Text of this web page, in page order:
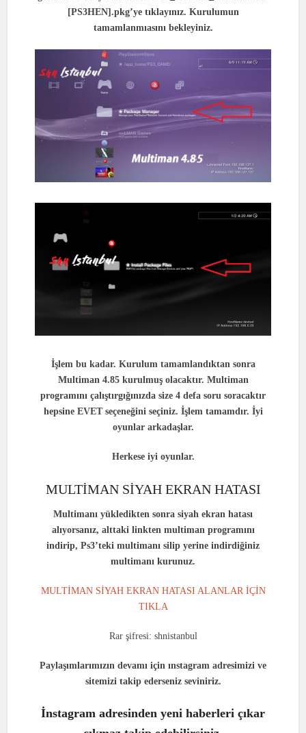
[PS3HEN].pkg’ye tıklayınız. Kurulumun
tamamlanmıasını bekleyiniz.
İşlem bu kadar. Kurulum tamamlandıktan sonra
Multiman 4.85 kurulmuş olacaktır. Multiman
programını çalıştırgığınızda size 4 defa soru soracaktır
hepsine EVET seçeneğini seçiniz. İşlem tamamdır. İyi
oyunlar arkadaşlar.
Herkese iyi oyunlar.
MULTİMAN SİYAH EKRAN HATASI
Multimanı yükledikten sonra siyah ekran hatası
alıyorsanız, alttaki linkten multiman programını
indirip, Ps3’teki multimanı silip yerine indirdiğiniz
multimanı kurunuz.
MULTİMAN SİYAH EKRAN HATASI ALANLAR İÇİN
TIKLA
Rar şifresi: shnistanbul
Paylaşımlarımızın devamı için ınstagram adresimizi ve
sitemizi takip ederseniz seviniriz.
İnstagram adresinden yeni haberleri çıkar